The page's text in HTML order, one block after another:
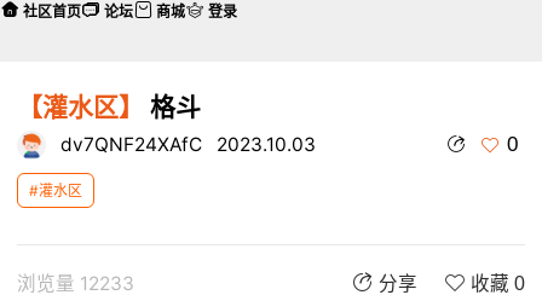
【灌水区】 格斗
dv7QNF24XAfC 2023.10.03 0
#灌水区
浏览量 12233 分享 收藏 0
社区首页 论坛 商城 登录